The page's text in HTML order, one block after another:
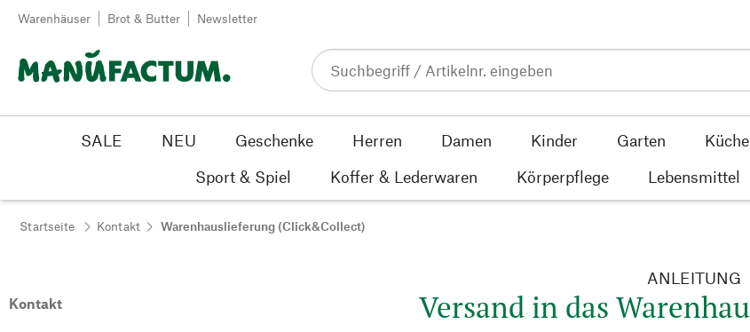
Zum Inhalt springen
Warenhäuser Brot & Butter Newsletter
SALE NEU Geschenke Herren Damen Kinder Garten Küche
Sport & Spiel
Koffer & Lederwaren Körperpflege Lebensmittel
Startseite Kontakt Warenhauslieferung (Click&Collect)
Kontakt
ANLEITUNG
Versand in das